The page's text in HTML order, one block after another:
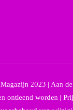
2023 | Aan
ontleend worden |